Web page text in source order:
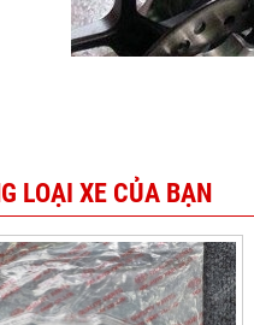
LOẠI XE CỦA BẠN